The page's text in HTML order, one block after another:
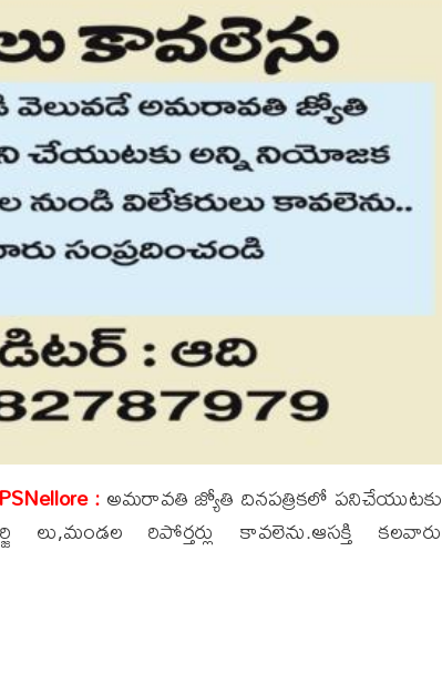
:అమరావతి జ్యోతి దినపత్రికలో పనిచేయుటకు
రిపోర్తర్లు కావలెను.ఆసక్తి కలవారు